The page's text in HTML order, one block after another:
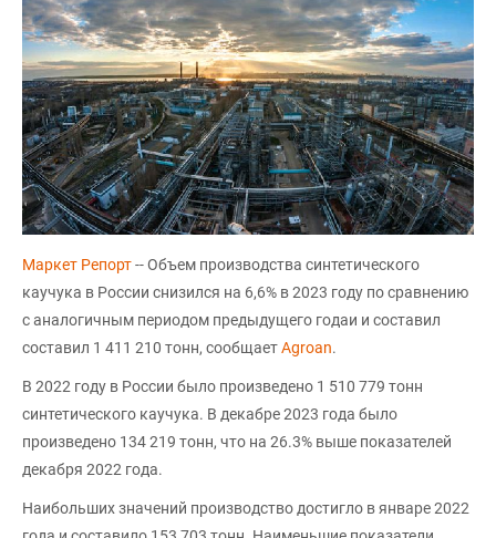
Маркет Репорт-- Объем производства синтетического
каучука в России снизился на 6,6% в 2023 году по сравнению
с аналогичным периодом предыдущего годаи и составил
составил 1 411 210 тонн, сообщаетAgroan.
В 2022 году в России было произведено 1 510 779 тонн
синтетического каучука. В декабре 2023 года было
произведено 134 219 тонн, что на 26.3% выше показателей
декабря 2022 года.
Наибольших значений производство достигло в январе 2022